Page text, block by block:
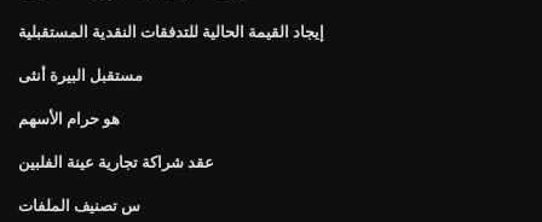
إيجاد القيمة الحالية للتدفقات النقدية المستقبلية
مستقبل البيرة أنثى
هو حرام الأسهم
عقد شراكة تجارية عينة الفلبين
س تصنيف الملفات